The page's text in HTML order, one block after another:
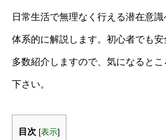
日常生活で無理なく行える潜在意
体系的に解説します。初心者でも
多数紹介しますので、気になると
下さい。
目次 [表示]